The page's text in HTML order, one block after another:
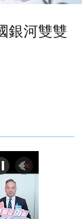
銀河雙雙